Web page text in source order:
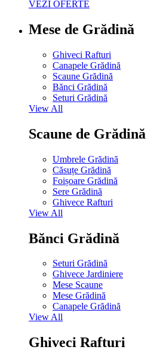
VEZI OFERTE
Mese de Grădină
Ghiveci Rafturi
Canapele Grădină
Scaune Grădină
Bănci Grădină
Seturi Grădină
View All
Scaune de Grădină
Umbrele Grădină
Căsuțe Grădină
Foișoare Grădină
Sere Grădină
Ghivece Rafturi
View All
Bănci Grădină
Seturi Grădină
Ghivece Jardiniere
Mese Scaune
Mese Grădină
Canapele Grădină
View All
Ghiveci Rafturi